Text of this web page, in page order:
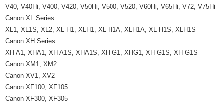
V40, V40Hi, V400, V420, V50Hi, V500, V520, V60Hi, V65Hi, V72, V75Hi
Canon XL Series
XL1, XL1S, XL2, XL H1, XLH1, XL H1A, XLH1A, XL H1S, XLH1S
Canon XH Series
XH A1, XHA1, XH A1S, XHA1S, XH G1, XHG1, XH G1S, XH G1S
Canon XM1, XM2
Canon XV1, XV2
Canon XF100, XF105
Canon XF300, XF305